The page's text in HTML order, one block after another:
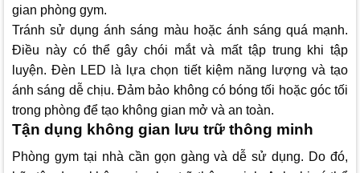
gian phòng gym.
Tránh sử dụng ánh sáng màu hoặc ánh sáng quá mạnh.
Điều này có thể gây chói mắt và mất tập trung khi tập
luyện. Đèn LED là lựa chọn tiết kiệm năng lượng và tạo
ánh sáng dễ chịu. Đảm bảo không có bóng tối hoặc góc tối
trong phòng để tạo không gian mở và an toàn.
Tận dụng không gian lưu trữ thông minh
Phòng gym tại nhà cần gọn gàng và dễ sử dụng. Do đó,